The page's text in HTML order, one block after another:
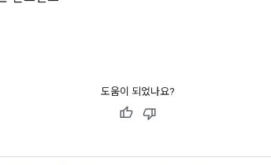
도움이 되었나요?